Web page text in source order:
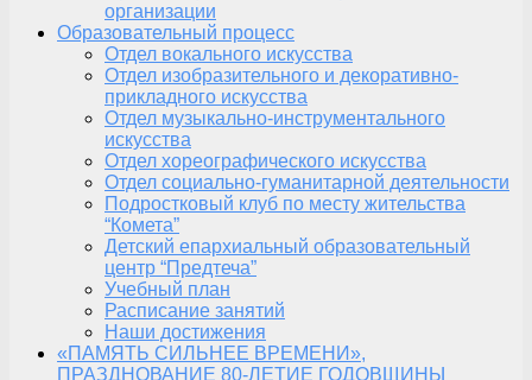
организации
Образовательный процесс
Отдел вокального искусства
Отдел изобразительного и декоративно-
прикладного искусства
Отдел музыкально-инструментального
искусства
Отдел хореографического искусства
Отдел социально-гуманитарной деятельности
Подростковый клуб по месту жительства
“Комета”
Детский епархиальный образовательный
центр “Предтеча”
Учебный план
Расписание занятий
Наши достижения
«ПАМЯТЬ СИЛЬНЕЕ ВРЕМЕНИ»,
ПРАЗДНОВАНИЕ 80-ЛЕТИЕ ГОДОВЩИНЫ